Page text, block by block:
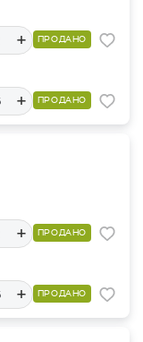
+ ПРОДАНО
+ ПРОДАНО
+ ПРОДАНО
+ ПРОДАНО